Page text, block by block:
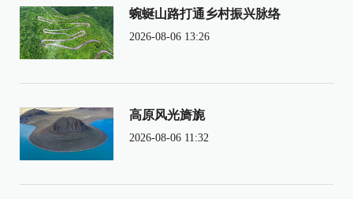
蜿蜒山路打通乡村振兴脉络
2026-08-06 13:26
高原风光旖旎
2026-08-06 11:32